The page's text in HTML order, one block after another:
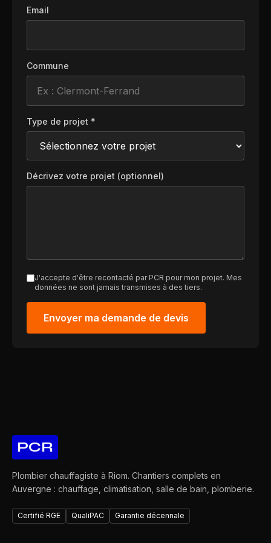
Email
Commune
Type de projet *
Décrivez votre projet (optionnel)
J'accepte d'être recontacté par PCR pour mon projet. Mes
données ne sont jamais transmises à des tiers.
Envoyer ma demande de devis
PCR
Plombier chauffagiste à Riom. Chantiers complets en
Auvergne : chauffage, climatisation, salle de bain, plomberie.
Certifié RGE QualiPAC Garantie décennale